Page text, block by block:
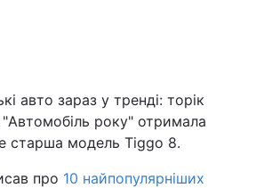
авто зараз у тренді: торік
року" отримала
старша модель Tiggo 8.
про 10 найпопулярніших